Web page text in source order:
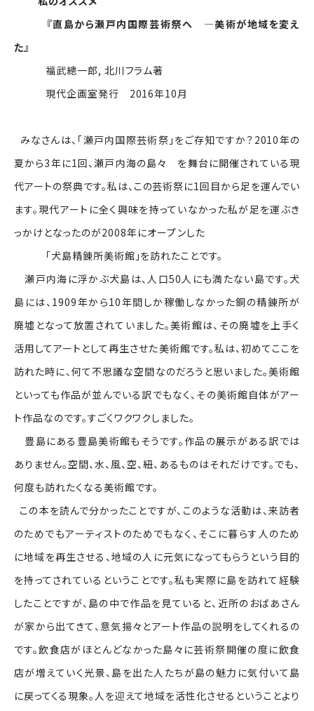
『直島から瀬戸内国際芸術祭へ ―美術が地域を変え
た』
福武總一郎, 北川フラム著
現代企画室発行 2016年10月
みなさんは、「瀬戸内国際芸術祭」をご存知ですか？2010年の
夏から3年に1回、瀬戸内海の島々 を舞台に開催されている現
代アートの祭典です。私は、この芸術祭に1回目から足を運んでい
ます。現代アートに全く興味を持っていなかった私が足を運ぶき
っかけとなったのが2008年にオープンした
「犬島精錬所美術館」を訪れたことです。
瀬戸内海に浮かぶ犬島は、人口50人にも満たない島です。犬
島には、1909年から10年間しか稼働しなかった銅の精錬所が
廃墟となって放置されていました。美術館は、その廃墟を上手く
活用してアートとして再生させた美術館です。私は、初めてここを
訪れた時に、何て不思議な空間なのだろうと思いました。美術館
といっても作品が並んでいる訳でもなく、その美術館自体がアー
ト作品なのです。すごくワクワクしました。
豊島にある豊島美術館もそうです。作品の展示がある訳では
ありません。空間、水、風、空、紐、あるものはそれだけです。でも、
何度も訪れたくなる美術館です。
この本を読んで分かったことですが、このような活動は、来訪者
のためでもアーティストのためでもなく、そこに暮らす人のため
に地域を再生させる、地域の人に元気になってもらうという目的
を持ってされているということです。私も実際に島を訪れて経験
したことですが、島の中で作品を見ていると、近所のおばあさん
が家から出てきて、意気揚々とアート作品の説明をしてくれるの
です。飲食店がほとんどなかった島々に芸術祭開催の度に飲食
店が増えていく光景、島を出た人たちが島の魅力に気付いて島
に戻ってくる現象。人を迎えて地域を活性化させるということより